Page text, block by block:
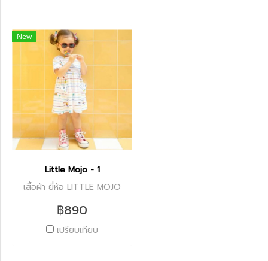
New
Little Mojo - 1
เสื้อผ้า ยี่ห้อ LITTLE MOJO
฿890
เปรียบเทียบ